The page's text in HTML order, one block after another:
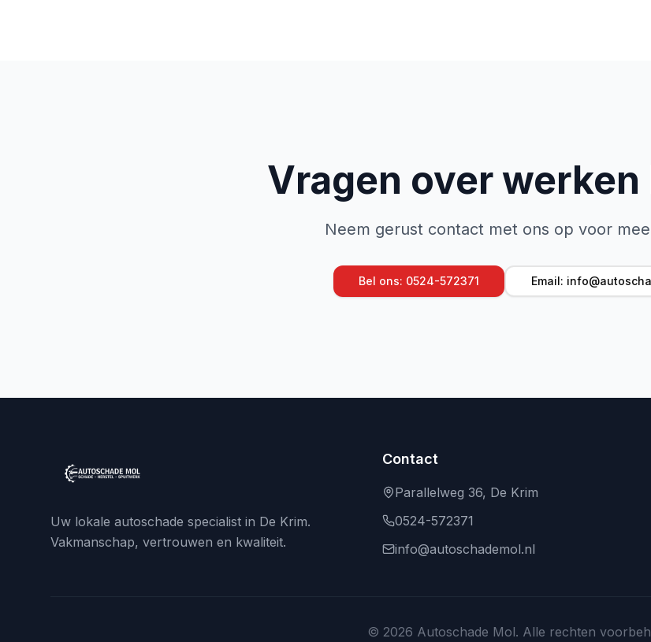
Vragen over werken
Neem gerust contact met ons op voor
Bel ons: 0524-572371 Email:
Uw lokale autoschade specialist in De Krim.
Vakmanschap, vertrouwen en kwaliteit.
Contact
Parallelweg 36, De Krim
0524-572371
info@autoschademol.nl
© 2026 Autoschade Mol. Alle rechten